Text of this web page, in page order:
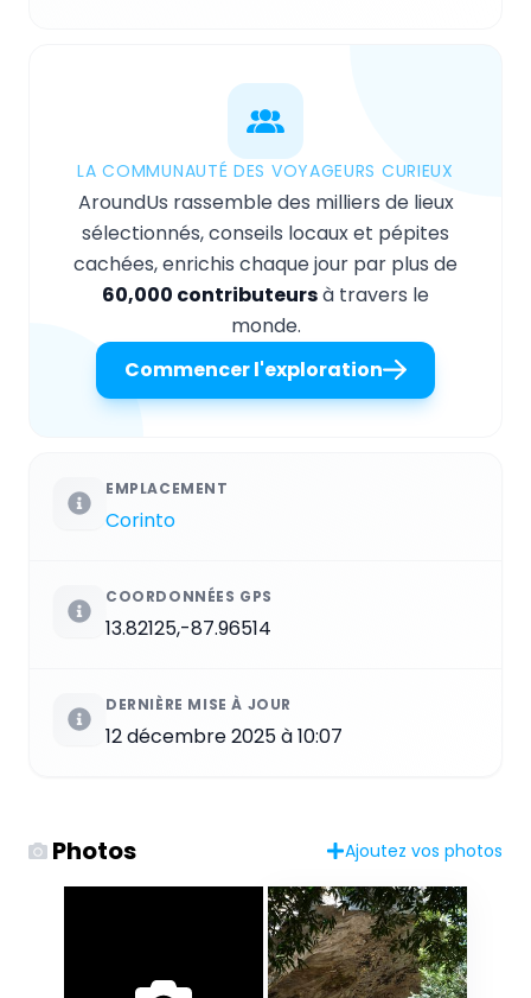
LA COMMUNAUTÉ DES VOYAGEURS CURIEUX
AroundUs rassemble des milliers de lieux
sélectionnés, conseils locaux et pépites
cachées, enrichis chaque jour par plus de
60,000 contributeursà travers le
monde.
Commencer l'exploration
EMPLACEMENT
Corinto
COORDONNÉES GPS
13.82125,-87.96514
DERNIÈRE MISE À JOUR
12 décembre 2025 à 10:07
Photos Ajoutez vos photos